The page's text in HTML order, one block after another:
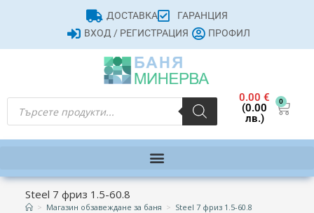
ДОСТАВКА
ГАРАНЦИЯ
ВХОД / РЕГИСТРАЦИЯ
ПРОФИЛ
0.00€
(0.00
лв.)
0
Steel 7 фриз 1.5-60.8
> Магазин обзавеждане за баня > Steel 7 фриз 1.5-60.8